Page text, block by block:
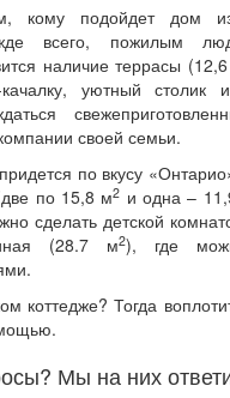
кому подойдет дом
всего, пожилым
наличие террасы
качалку, уютный столик
своей семьи.
по вкусу
по 15,8 м2 и одна –
сделать детской
(28.7 м2), где
коттедже? Тогда
Мы на них